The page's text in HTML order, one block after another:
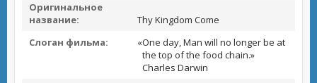
Оригинальное
название:
Thy Kingdom Come
Слоган фильма:
«One day, Man will no longer be at
the top of the food chain.»
Charles Darwin